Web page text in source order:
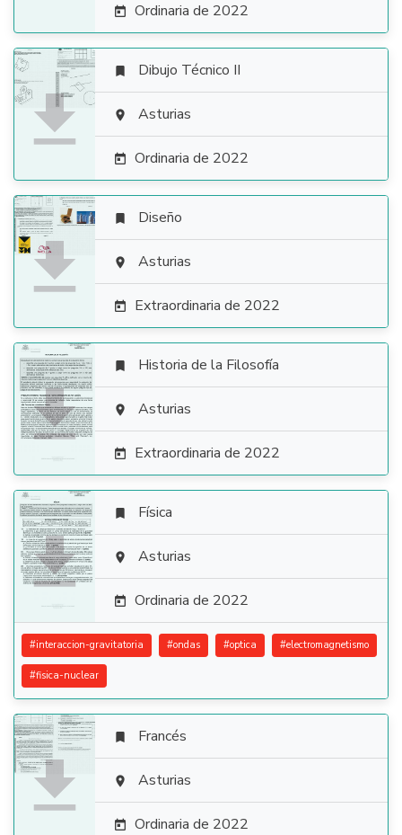
 Ordinaria de 2022

 Dibujo Técnico II
 Asturias
 Ordinaria de 2022

 Diseño
 Asturias
 Extraordinaria de 2022

 Historia de la Filosofía
 Asturias
 Extraordinaria de 2022

 Física
 Asturias
 Ordinaria de 2022
#interaccion-gravitatoria #ondas #optica #electromagnetismo
#fisica-nuclear

 Francés
 Asturias
 Ordinaria de 2022